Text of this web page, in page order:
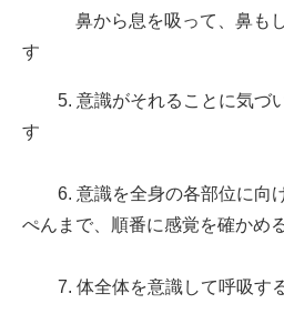
鼻から息を吸って、鼻もし
す
5. 意識がそれることに気づ
す
6. 意識を全身の各部位に向
ぺんまで、順番に感覚を確かめ
7. 体全体を意識して呼吸す